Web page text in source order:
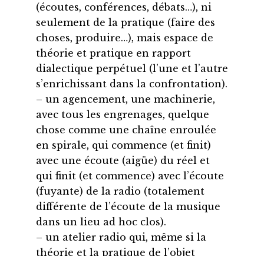
(écoutes, conférences, débats…), ni
seulement de la pratique (faire des
choses, produire…), mais espace de
théorie et pratique en rapport
dialectique perpétuel (l’une et l’autre
s’enrichissant dans la confrontation).
– un agencement, une machinerie,
avec tous les engrenages, quelque
chose comme une chaîne enroulée
en spirale, qui commence (et finit)
avec une écoute (aigüe) du réel et
qui finit (et commence) avec l’écoute
(fuyante) de la radio (totalement
différente de l’écoute de la musique
dans un lieu ad hoc clos).
– un atelier radio qui, même si la
théorie et la pratique de l’objet